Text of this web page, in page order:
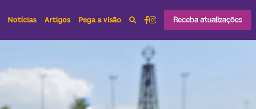
Notícias Artigos Pega a visão Receba atualizações